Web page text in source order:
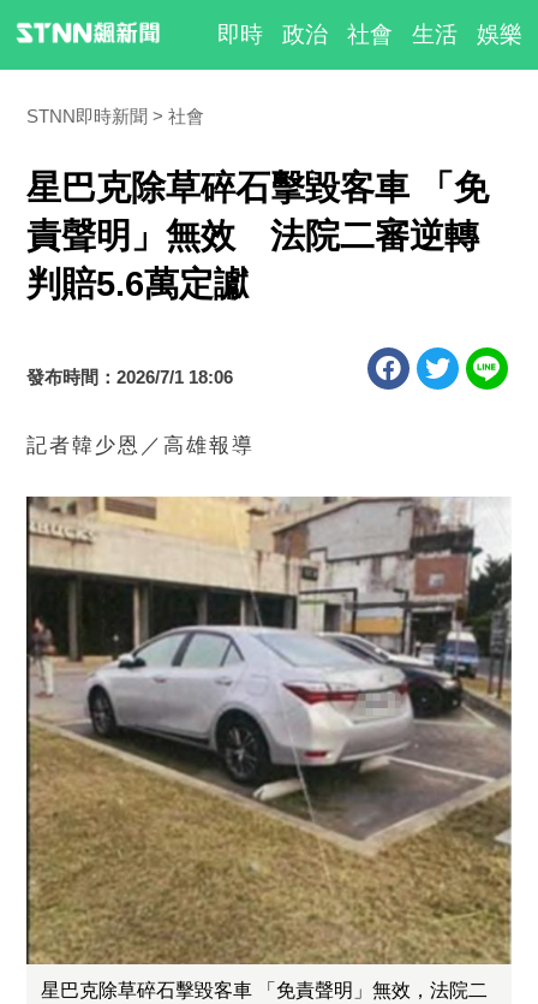
即時 政治 社會 生活 娛樂
STNN即時新聞 社會
星巴克除草碎石擊毀客車 「免
責聲明」無效 法院二審逆轉
判賠5.6萬定讞
發布時間：2026/7/1 18:06
記者韓少恩／高雄報導
星巴克除草碎石擊毀客車 「免責聲明」無效，法院二